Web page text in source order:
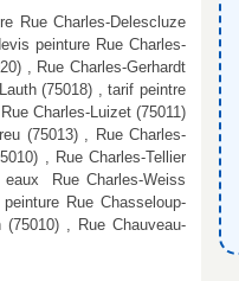
Rue Charles-Delescluze
peinture Rue Charles-
, Rue Charles-Gerhardt
(75018) , tarif peintre
Charles-Luizet (75011)
(75013) , Rue Charles-
, Rue Charles-Tellier
eaux Rue Charles-Weiss
Rue Chasseloup-
(75010) , Rue Chauveau-